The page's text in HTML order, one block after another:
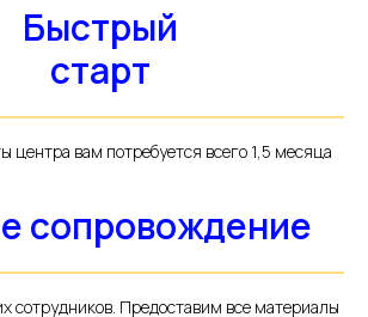
Быстрый
старт
центра вам потребуется всего 1,5 месяца
сопровождение
сотрудников. Предоставим все материалы